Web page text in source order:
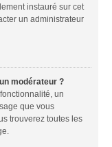
instauré sur cet
un administrateur
modérateur ?
un
que vous
trouverez toutes les